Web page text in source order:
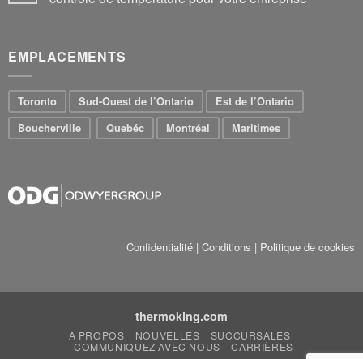
EMPLACEMENTS
Toronto Sud-Ouest de l’Ontario
Est de l’Ontario
Boucherville
Quebéc Montréal Maritimes
Confidentialité | Conditions | Politique de cookies
thermoking.com
À PROPOS NOUVELLES
SUCCURSALES
COMMUNIQUEZ AVEC NOUS
CARRIÈRES